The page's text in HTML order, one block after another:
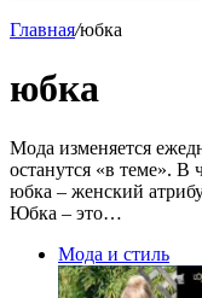
Главная/юбка
юбка
Мода изменяется
останутся «в теме». В
юбка – женский
Юбка – это…
Мода и стиль